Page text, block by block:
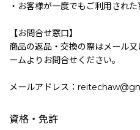
・お客様が一度でもご利用された
【お問合せ窓口】
商品の返品・交換の際はメール
ームよりお問合せください。
メールアドレス：
資格・免許